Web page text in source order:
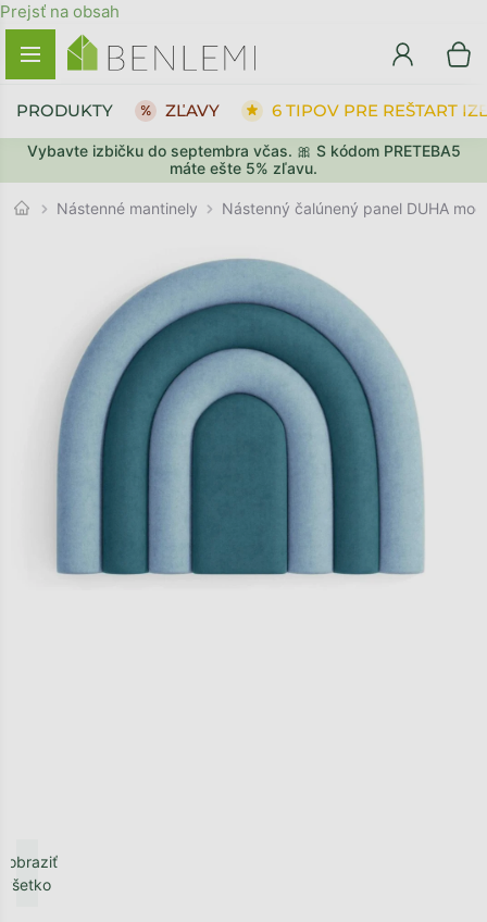
Prejsť na obsah
Vybavte izbičku do septembra včas. 🎀 S kódom PRETEBA5
máte ešte 5% zľavu.
PRODUKTY ZĽAVY 6 TIPOV PRE REŠTART
Nástenné mantinely Nástenný čalúnený panel DUHA
všetko
SPÄŤ DO OBCHODU PREJSŤ DO KOŠÍKA
SPÄŤ DO OBCHODU PREJSŤ DO KOŠÍKA